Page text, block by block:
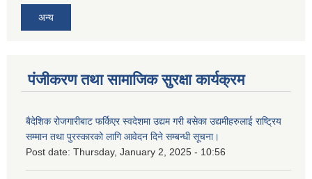
अन्य
पंजीकरण तथा सामाजिक सुरक्षा कार्यक्रम
बैदेशिक रोजगारीबाट फर्किएर स्वदेशमा उद्यम गरी बसेका उद्यमीहरुलाई राष्‍ट्रिय
सम्मान तथा पुरस्कारको लागि आवेदन दिने सम्बन्धी सूचना।
Post date: Thursday, January 2, 2025 - 10:56